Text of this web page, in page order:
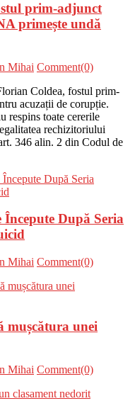
prim-adjunct
primește undă
Mihai Comment(0)
Coldea, fostul prim-
acuzații de corupție.
respins toate cererile
rechizitoriului
346 alin. 2 din Codul de
După Seria
Mihai Comment(0)
mușcătura unei
Mihai Comment(0)